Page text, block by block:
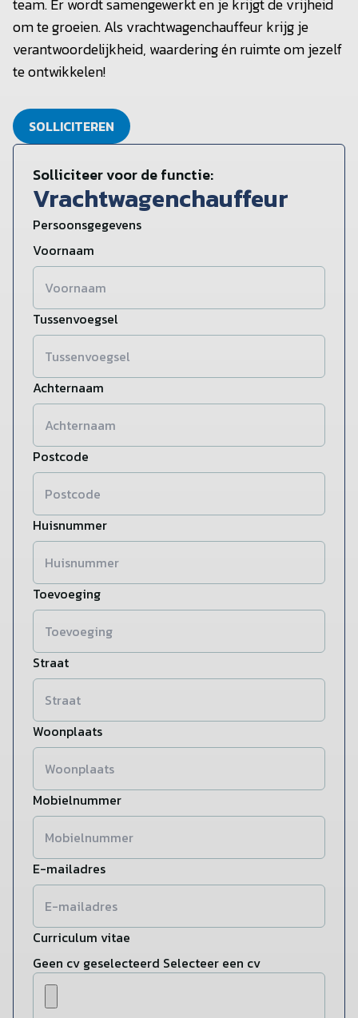
team. Er wordt samengewerkt en je krijgt de vrijheid
om te groeien. Als vrachtwagenchauffeur krijg je
verantwoordelijkheid, waardering én ruimte om jezelf
te ontwikkelen!
SOLLICITEREN
Solliciteer voor de functie:
Vrachtwagenchauffeur
Persoonsgegevens
Voornaam
Tussenvoegsel
Achternaam
Postcode
Huisnummer
Toevoeging
Straat
Woonplaats
Mobielnummer
E-mailadres
Curriculum vitae
Geen cv geselecteerd Selecteer een cv